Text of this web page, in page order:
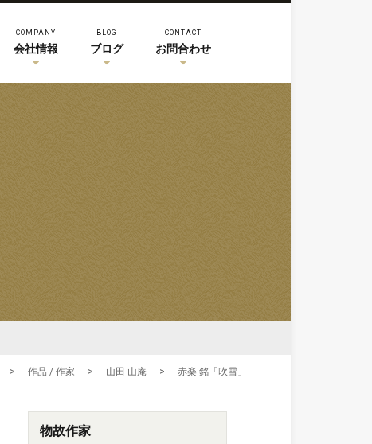
COMPANY
会社情報
BLOG
ブログ
CONTACT
お問合わせ
> 作品 / 作家 > 山田 山庵 > 赤楽 銘「吹雪」
物故作家